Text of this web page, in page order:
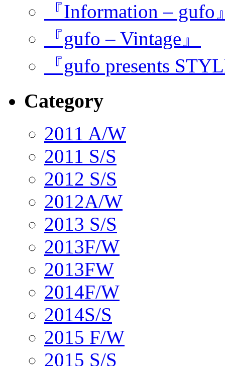
『Information – gufo
『gufo – Vintage』
『gufo presents
Category
2011 A/W
2011 S/S
2012 S/S
2012A/W
2013 S/S
2013F/W
2013FW
2014F/W
2014S/S
2015 F/W
2015 S/S